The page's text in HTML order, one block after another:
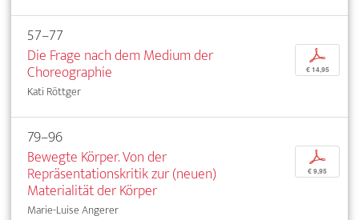
57–77
Die Frage nach dem Medium der
Choreographie
Kati Röttger
p
€ 14,95
79–96
Bewegte Körper. Von der
Repräsentationskritik zur (neuen)
Materialität der Körper
Marie-Luise Angerer
p
€ 9,95